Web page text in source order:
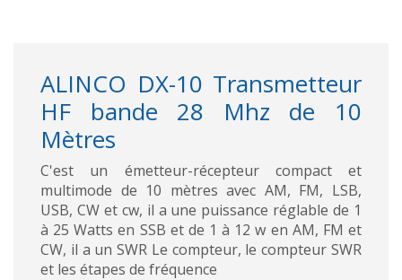
ALINCO DX-10 Transmetteur
HF bande 28 Mhz de 10
Mètres
C'est un émetteur-récepteur compact et
multimode de 10 mètres avec AM, FM, LSB,
USB, CW et cw, il a une puissance réglable de 1
à 25 Watts en SSB et de 1 à 12 w en AM, FM et
CW, il a un SWR Le compteur, le compteur SWR
et les étapes de fréquence